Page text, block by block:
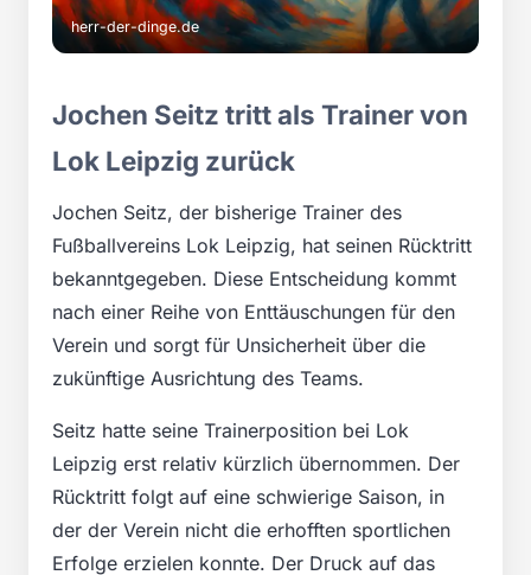
herr-der-dinge.de
Jochen Seitz tritt als Trainer von
Lok Leipzig zurück
Jochen Seitz, der bisherige Trainer des
Fußballvereins Lok Leipzig, hat seinen Rücktritt
bekanntgegeben. Diese Entscheidung kommt
nach einer Reihe von Enttäuschungen für den
Verein und sorgt für Unsicherheit über die
zukünftige Ausrichtung des Teams.
Seitz hatte seine Trainerposition bei Lok
Leipzig erst relativ kürzlich übernommen. Der
Rücktritt folgt auf eine schwierige Saison, in
der der Verein nicht die erhofften sportlichen
Erfolge erzielen konnte. Der Druck auf das